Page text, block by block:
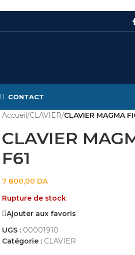
CONTACT
Accueil/CLAVIER/CLAVIER MAGMA
CLAVIER
F61
7 800,00 DA
Rupture de stock
Ajouter aux favoris
UGS : 00001910
Catégorie : CLAVIER